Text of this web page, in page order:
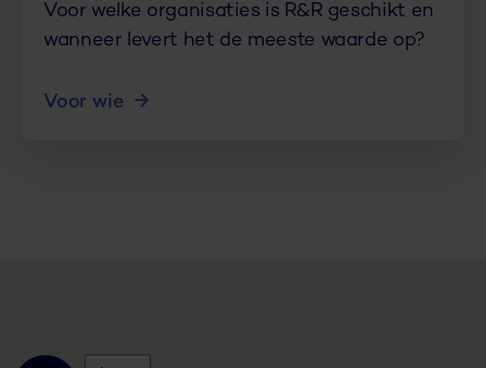
Voor welke organisaties is R&R geschikt en
wanneer levert het de meeste waarde op?
Voor wie